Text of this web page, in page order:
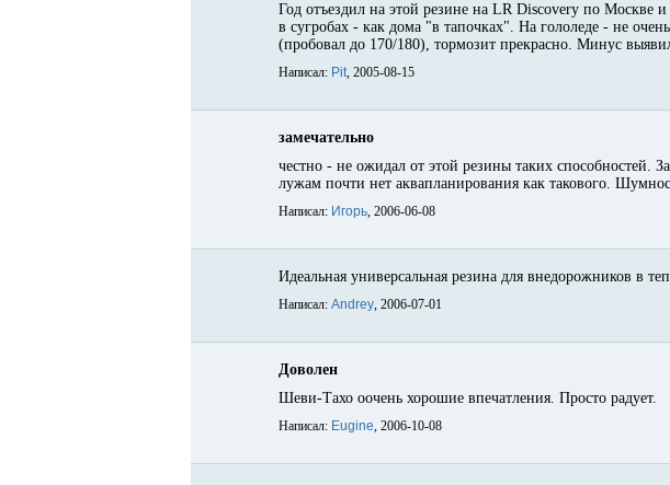
Год отъездил на этой резине на LR Discovery по Москве
в сугробах - как дома "в тапочках". На гололеде - не
(пробовал до 170/180), тормозит прекрасно. Минус
Написал: Pit, 2005-08-15
замечательно
честно - не ожидал от этой резины таких способностей.
лужам почти нет аквапланирования как такового.
Написал: Игорь, 2006-06-08
Идеальная универсальная резина для внедорожников в
Написал: Andrey, 2006-07-01
Доволен
Шеви-Тахо оочень хорошие впечатления. Просто радует.
Написал: Eugine, 2006-10-08